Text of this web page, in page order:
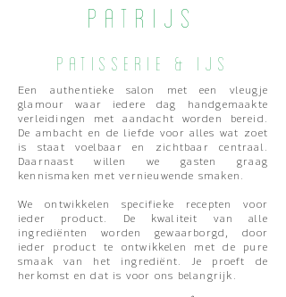
Patrijs
patisserie & ijs
Een authentieke salon met een vleugje
glamour waar iedere dag handgemaakte
verleidingen met aandacht worden bereid.
De ambacht en de liefde voor alles wat zoet
is staat voelbaar en zichtbaar centraal.
Daarnaast willen we gasten graag
kennismaken met vernieuwende smaken.
We ontwikkelen specifieke recepten voor
ieder product. De kwaliteit van alle
ingrediënten worden gewaarborgd, door
ieder product te ontwikkelen met de pure
smaak van het ingrediënt. Je proeft de
herkomst en dat is voor ons belangrijk.